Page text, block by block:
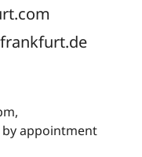
by appointment